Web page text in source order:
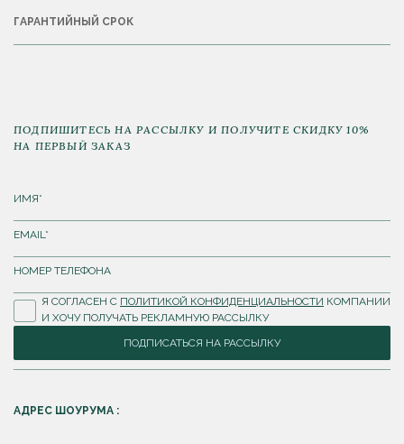
ГАРАНТИЙНЫЙ СРОК
ПОДПИШИТЕСЬ НА РАССЫЛКУ И ПОЛУЧИТЕ СКИДКУ 10%
НА ПЕРВЫЙ ЗАКАЗ
Я СОГЛАСЕН С ПОЛИТИКОЙ КОНФИДЕНЦИАЛЬНОСТИ КОМПАНИИ
И ХОЧУ ПОЛУЧАТЬ РЕКЛАМНУЮ РАССЫЛКУ
ПОДПИСАТЬСЯ НА РАССЫЛКУ
АДРЕС ШОУРУМА :